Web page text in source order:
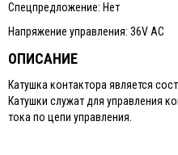
Спецпредложение: Нет
Напряжение управления: 36V AC
ОПИСАНИЕ
Катушка контактора является
Катушки служат для управления
тока по цепи управления.